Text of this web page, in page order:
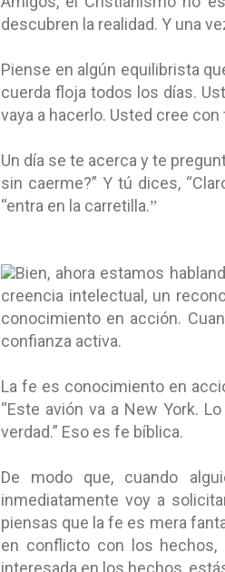
descubren la realidad. Y una
Piense en algún equilibrista
cuerda floja todos los días.
vaya a hacerlo. Usted cree
Un día se te acerca y te
sin caerme?” Y tú dices,
“entra en la carretilla.”
Bien, ahora estamos
creencia intelectual, un
conocimiento en acción.
confianza activa.
La fe es conocimiento en
“Este avión va a New York.
verdad.” Eso es fe bíblica.
De modo que, cuando
inmediatamente voy a
piensas que la fe es mera
en conflicto con los
interesada en los hechos,